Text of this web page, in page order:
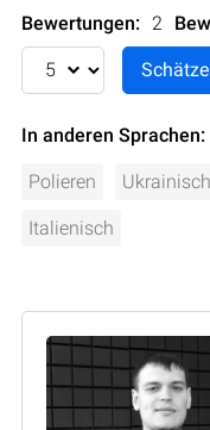
Bewertungen: 2
In anderen Sprachen:
Polieren
Italienisch